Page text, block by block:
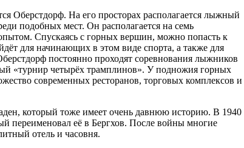
Оберстдорф. На его просторах располагается лыжный
подобных мест. Он располагается на семь
Спускаясь с горных вершин, можно попасть к
для начинающих в этом виде спорта, а также для
постоянно проходят соревнования лыжников
«турнир четырёх трамплинов». У подножия горных
современных ресторанов, торговых комплексов и
который тоже имеет очень давнюю историю. В 1940
переименовал её в Бергхов. После войны многие
отель и часовня.